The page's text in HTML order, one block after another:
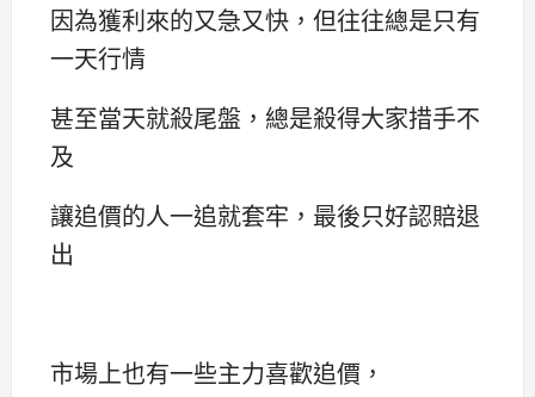
因為獲利來的又急又快，但往往總是只有
一天行情
甚至當天就殺尾盤，總是殺得大家措手不
及
讓追價的人一追就套牢，最後只好認賠退
出
市場上也有一些主力喜歡追價，